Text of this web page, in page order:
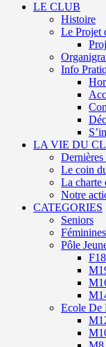
LE CLUB
Histoire
Le Projet
Info
LA VIE DU
Dernières
Le coin
La charte
Notre
CATEGORIES
Seniors
Féminines
Pôle
F18
Ecole De